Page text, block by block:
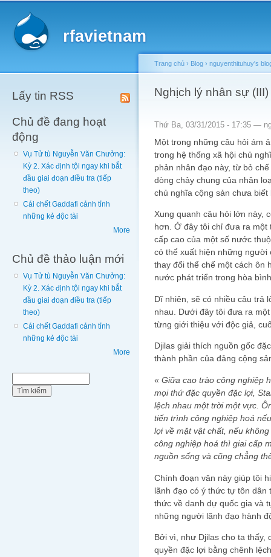
rfavietnam
Lấy tin RSS
Chủ đề đang hoạt
động
Vụ Tử tù Nguyễn Văn Chưởng:
Kỳ 2. Xác định tội ngay khi bắt
đầu giai đoạn điều tra (tiếp
theo)
Cái chết Gaddafi cảnh tỉnh
những kẻ độc tài
More
Chủ đề thảo luận mới
Vụ Tử tù Nguyễn Văn Chưởng:
Kỳ 2. Xác định tội ngay khi bắt
đầu giai đoạn điều tra (tiếp
theo)
Cái chết Gaddafi cảnh tỉnh
những kẻ độc tài
More
You are here
Trang chủ › Blog › nguyenthituhuy's
Nghịch lý nhân sự (III)
Thứ Ba, 03/31/2015 - 17:35 —
Một trong những câu hỏi ám
trong hệ thống xã hội chủ
phản nhân đạo này, từ bỏ
dòng chảy chung của nhân
chủ nghĩa cộng sản chưa
Xung quanh câu hỏi lớn này,
hơn. Ở đây tôi chỉ đưa ra một
cấp cao của một số nước
có thể xuất hiện những
thay đổi thể chế một cách ôn
nước phát triển trong hòa
Dĩ nhiên, sẽ có nhiều câu trả
nhau. Dưới đây tôi đưa ra
từng giới thiệu với độc giả,
Djilas giải thích nguồn gốc
thành phần của đảng cộng
« Giữa cao trào công nghiệp
mọi thứ đặc quyền đặc lợi,
lệch nhau một trời một vực.
tiến trình công nghiệp hoá
lợi về mặt vật chất, nếu
công nghiệp hoá thì giai cấp
nguồn sống và cũng chẳng
Chính đoạn văn này giúp tôi
lãnh đạo có ý thức tự tôn dân
thức về danh dự quốc gia và
những người lãnh đạo hành
Bởi vì, như Djilas cho ta thấy,
quyền đặc lợi bằng chênh